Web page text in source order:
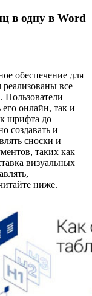
в одну в Word
обеспечение для
все
Пользователи
его онлайн, так и
шрифта до
создавать и
сноски и
таких как
визуальных
ниже.